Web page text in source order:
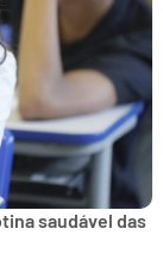
saudável das